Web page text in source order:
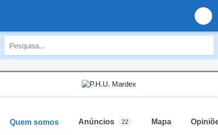
Quem somos Anúncios 22 Mapa